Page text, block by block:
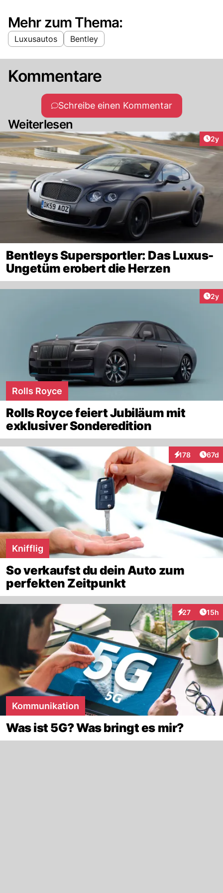
Mehr zum Thema:
Luxusautos Bentley
Kommentare
Schreibe einen Kommentar
Weiterlesen
2y
Bentleys Supersportler: Das Luxus-
Ungetüm erobert die Herzen
2y
Rolls Royce
Rolls Royce feiert Jubiläum mit
exklusiver Sonderedition
178
Interaktionen
67d
Knifflig
So verkaufst du dein Auto zum
perfekten Zeitpunkt
27
Interaktionen
15h
Kommunikation
Was ist 5G? Was bringt es mir?